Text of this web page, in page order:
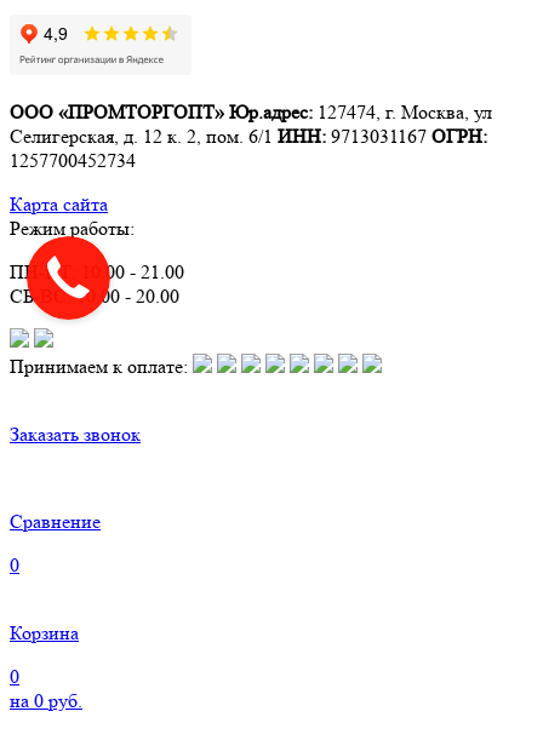
ООО «ПРОМТОРГОПТ» Юр.адрес: 127474, г. Москва, ул
Селигерская, д. 12 к. 2, пом. 6/1 ИНН: 9713031167 ОГРН:
1257700452734
Карта сайта
Режим работы:
ПН-ПТ: 10.00 - 21.00
СБ-ВС: 10.00 - 20.00
Принимаем к оплате:
Заказать звонок
Сравнение
0
Корзина
0
на 0 руб.